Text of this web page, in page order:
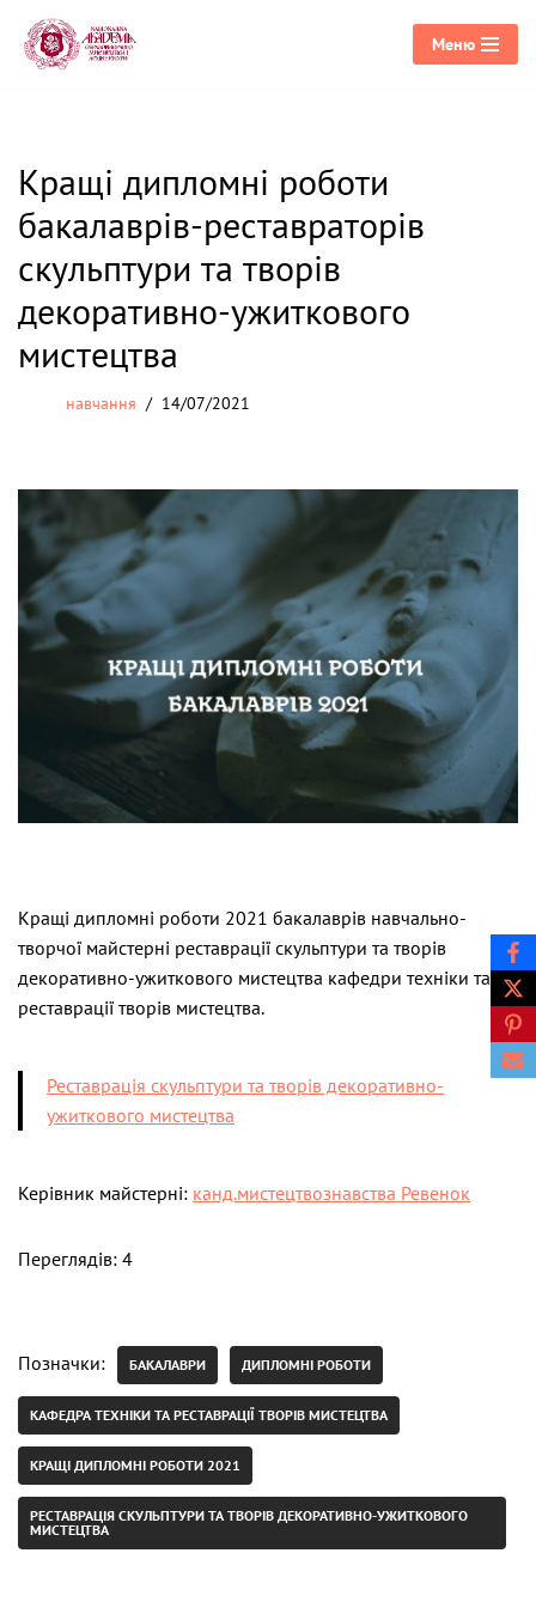
Перейти
Меню
Кращі дипломні роботи
бакалаврів-реставраторів
скульптури та творів
декоративно-ужиткового
мистецтва
навчання 14/07/2021
Кращі дипломні роботи 2021 бакалаврів навчально-
творчої майстерні реставрації скульптури та творів
декоративно-ужиткового мистецтва кафедри техніки та
реставрації творів мистецтва.
Реставрація скульптури та творів декоративно-
ужиткового мистецтва
Керівник майстерні: канд.мистецтвознавства Ревенок
Переглядів: 4
Позначки: БАКАЛАВРИ ДИПЛОМНІ РОБОТИ
КАФЕДРА ТЕХНІКИ ТА РЕСТАВРАЦІЇ ТВОРІВ МИСТЕЦТВА
КРАЩІ ДИПЛОМНІ РОБОТИ 2021
РЕСТАВРАЦІЯ СКУЛЬПТУРИ ТА ТВОРІВ ДЕКОРАТИВНО-УЖИТКОВОГО
МИСТЕЦТВА